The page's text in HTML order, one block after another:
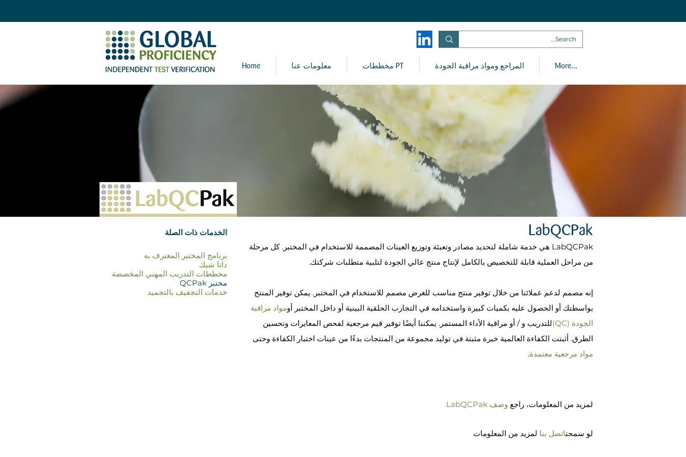
Home معلومات عنا مخططات PT المراجع ومواد مراقبة الجودة More...
LabQCPak
LabQCPak هي خدمة شاملة لتحديد مصادر وتعبئة وتوزيع العينات المصممة للاستخدام في المختبر. كل مرحلة
من مراحل العملية قابلة للتخصيص بالكامل لإنتاج منتج عالي الجودة لتلبية متطلبات شركتك.
إنه مصمم لدعم عملائنا من خلال توفير منتج مناسب للغرض مصمم للاستخدام في المختبر. يمكن توفير المنتج
بواسطتك أو الحصول عليه بكميات كبيرة واستخدامه في التجارب الحلقية البينية أو داخل المختبر أومواد مراقبة
الجودة (QC)
للتدريب و / أو مراقبة الأداء المستمر. يمكننا أيضًا توفير قيم مرجعية لفحص المعايرات وتحسين
الطرق. أثبتت الكفاءة العالمية خبرة مثبتة في توليد مجموعة من المنتجات بدءًا من عينات اختبار الكفاءة وحتى
مواد مرجعية معتمدة.
لمزيد من المعلومات، راجع وصف LabQCPak .
الخدمات ذات الصلة
برنامج المختبر المعترف به
داتا شيك
مخططات التدريب المهني المخصصة
مختبر QCPak
خدمات التجفيف بالتجميد
لو سمحتاتصل بنا لمزيد من المعلومات